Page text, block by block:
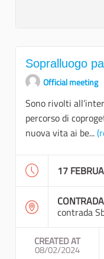
Sopralluogo
Official meeting
Sono rivolti
percorso di
nuova vita ai be...
17
contrada
CREATED AT
08/02/2024